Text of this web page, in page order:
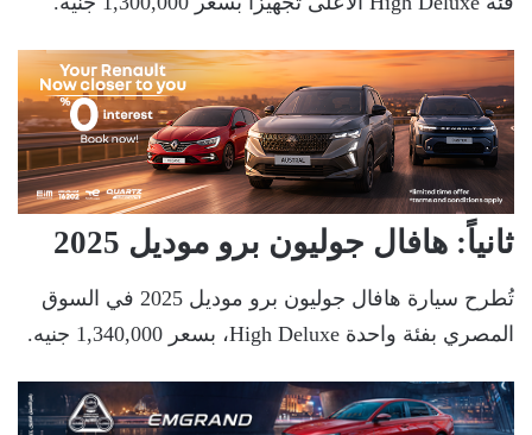
ثانياً: هافال جوليون برو موديل 2025
تُطرح سيارة هافال جوليون برو موديل 2025 في السوق
المصري بفئة واحدة High Deluxe، بسعر 1,340,000 جنيه.